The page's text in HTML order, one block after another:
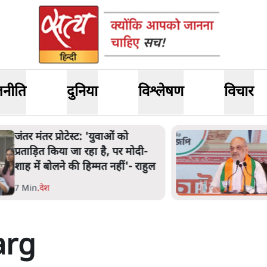
दुनिया विश्लेषण विचार
मंतर प्रोटेस्ट: 'युवाओं को
किया जा रहा है, पर मोदी-
में बोलने की हिम्मत नहीं'- राहुल
.देश